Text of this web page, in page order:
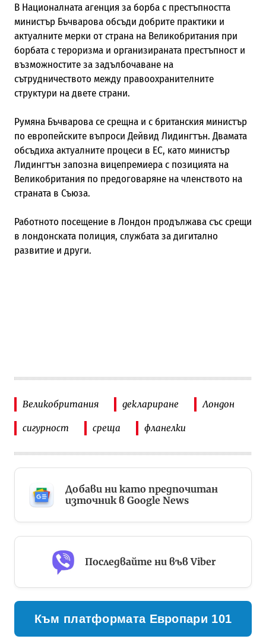
В Националната агенция за борба с престъпността
министър Бъчварова обсъди добрите практики и
актуалните мерки от страна на Великобритания при
борбата с тероризма и организираната престъпност и
възможностите за задълбочаване на
сътрудничеството между правоохранителните
структури на двете страни.
Румяна Бъчварова се срещна и с британския министър
по европейските въпроси Дейвид Лидингтън. Двамата
обсъдиха актуалните процеси в ЕС, като министър
Лидингтън запозна вицепремиера с позицията на
Великобритания по предоговаряне на членството на
страната в Съюза.
Работното посещение в Лондон продължава със срещи
в лондонската полиция, службата за дигитално
развитие и други.
Великобритания деклариране Лондон
сигурност среща фланелки
Добави ни като предпочитан
източник в Google News
Последвайте ни във Viber
Към платформата Европари 101